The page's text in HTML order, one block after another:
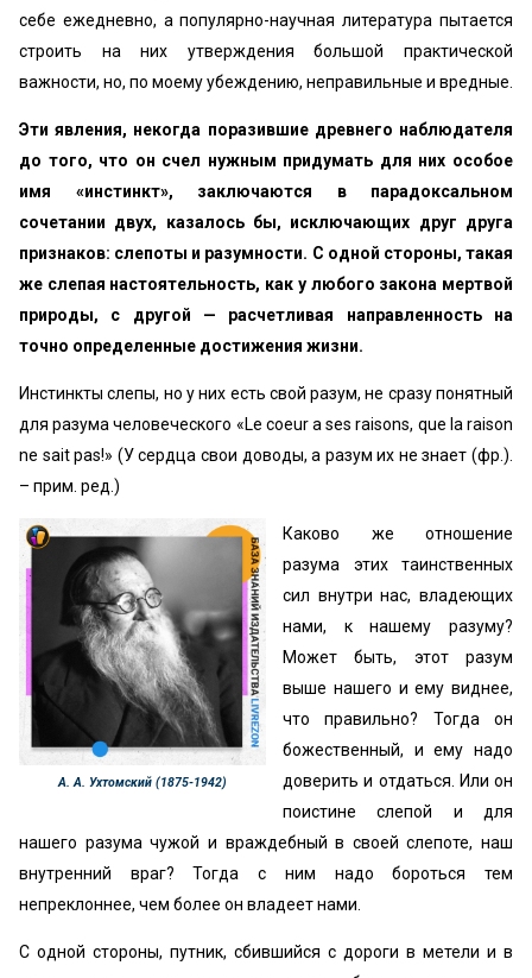
себе ежедневно, а популярно-научная литература пытается
строить на них утверждения большой практической
важности, но, по моему убеждению, неправильные и вредные.
Эти явления, некогда поразившие древнего наблюдателя
до того, что он счел нужным придумать для них особое
имя «инстинкт», заключаются в парадоксальном
сочетании двух, казалось бы, исключающих друг друга
признаков: слепоты и разумности. С одной стороны, такая
же слепая настоятельность, как у любого закона мертвой
природы, с другой — расчетливая направленность на
точно определенные достижения жизни.
Инстинкты слепы, но у них есть свой разум, не сразу понятный
для разума человеческого «Le coeur a ѕеѕ raisons, que la raison
ne sait pas!» (У сердца свои доводы, а разум их не знает (фр.).
– прим. ред.)
А. А. Ухтомский (1875-1942)
Каково же отношение
разума этих таинственных
сил внутри нас, владеющих
нами, к нашему разуму?
Может быть, этот разум
выше нашего и ему виднее,
что правильно? Тогда он
божественный, и ему надо
доверить и отдаться. Или он
поистине слепой и для
нашего разума чужой и враждебный в своей слепоте, наш
внутренний враг? Тогда с ним надо бороться тем
непреклоннее, чем более он владеет нами.
С одной стороны, путник, сбившийся с дороги в метели и в